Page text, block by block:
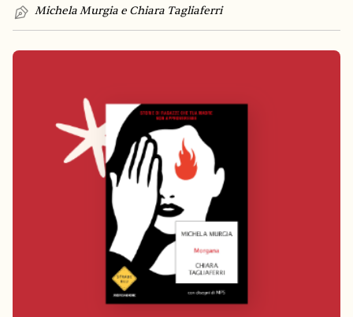
Michela Murgia e Chiara Tagliaferri